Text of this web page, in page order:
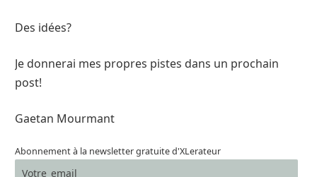
Des idées?
Je donnerai mes propres pistes dans un prochain
post!
Gaetan Mourmant
Abonnement à la newsletter gratuite d'XLerateur